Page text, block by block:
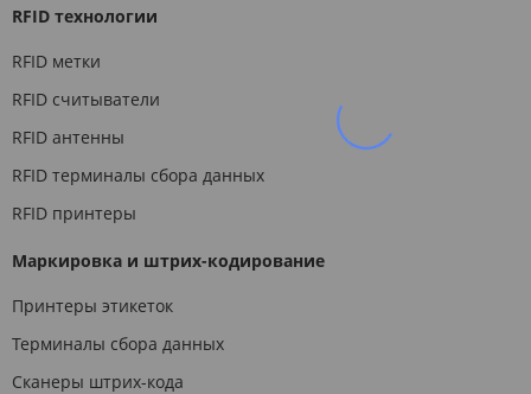
RFID технологии
RFID метки
RFID считыватели
RFID антенны
RFID терминалы сбора данных
RFID принтеры
Маркировка и штрих-кодирование
Принтеры этикеток
Терминалы сбора данных
Сканеры штрих-кода